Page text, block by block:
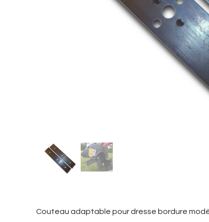
Couteau adaptable pour dresse bordure